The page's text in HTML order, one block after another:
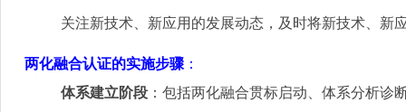
关注新技术、新应用的发展动态，及时将新技术、新
两化融合认证的实施步骤 ：
体系建立阶段 ：包括两化融合贯标启动、体系分析诊